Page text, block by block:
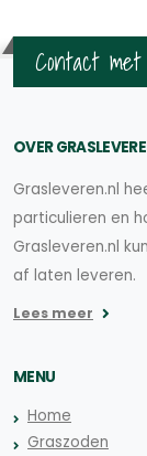
Contact
OVER
Grasleveren.nl
particulieren en
Grasleveren.nl
af laten leveren.
Lees meer
MENU
Home
Graszoden